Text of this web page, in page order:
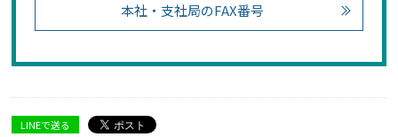
本社・支社局のFAX番号
LINEで送る